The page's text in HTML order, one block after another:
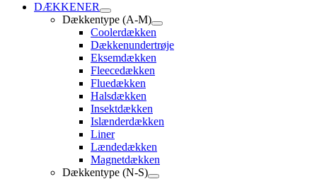
DÆKKENER
Dækkentype (A-M)
Coolerdækken
Dækkenundertrøje
Eksemdækken
Fleecedækken
Fluedækken
Halsdækken
Insektdækken
Islænderdækken
Liner
Lændedækken
Magnetdækken
Dækkentype (N-S)